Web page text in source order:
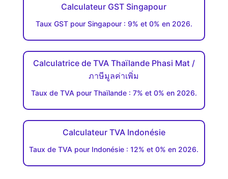
Calculateur GST Singapour
Taux GST pour Singapour : 9% et 0% en 2026.
Calculatrice de TVA Thaïlande Phasi Mat /
ภาษีมูลค่าเพิ่ม
Taux de TVA pour Thaïlande : 7% et 0% en 2026.
Calculateur TVA Indonésie
Taux de TVA pour Indonésie : 12% et 0% en 2026.